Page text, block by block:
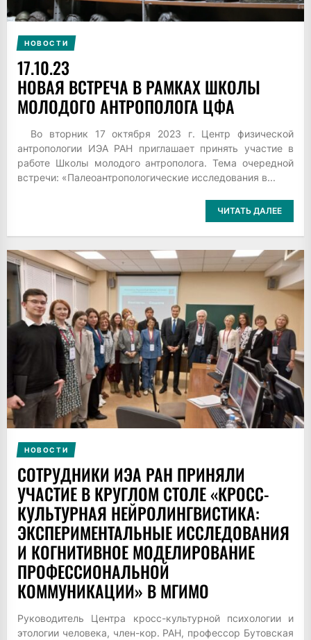
НОВОСТИ
17.10.23
НОВАЯ ВСТРЕЧА В РАМКАХ ШКОЛЫ
МОЛОДОГО АНТРОПОЛОГА ЦФА
Во вторник 17 октября 2023 г. Центр физической
антропологии ИЭА РАН приглашает принять участие в
работе Школы молодого антрополога. Тема очередной
встречи: «Палеоантропологические исследования в...
ЧИТАТЬ ДАЛЕЕ
НОВОСТИ
СОТРУДНИКИ ИЭА РАН ПРИНЯЛИ
УЧАСТИЕ В КРУГЛОМ СТОЛЕ «КРОСС-
КУЛЬТУРНАЯ НЕЙРОЛИНГВИСТИКА:
ЭКСПЕРИМЕНТАЛЬНЫЕ ИССЛЕДОВАНИЯ
И КОГНИТИВНОЕ МОДЕЛИРОВАНИЕ
ПРОФЕССИОНАЛЬНОЙ
КОММУНИКАЦИИ» В МГИМО
Руководитель Центра кросс-культурной психологии и
этологии человека, член-кор. РАН, профессор Бутовская